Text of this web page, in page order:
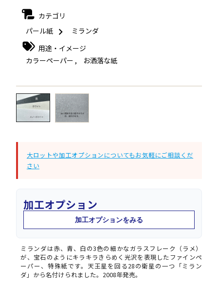
カテゴリ
パール紙
ミランダ
用途・イメージ
カラーペーパー , お洒落な紙
← →
大ロットや加工オプションについてもお気軽にご相談くだ
さい
加工オプション
加工オプションをみる
ミランダは赤、青、白の3色の細かなガラスフレーク（ラメ）
が、宝石のようにキラキラきらめく光沢を表現したファインペ
ーパー、特殊紙です。天王星を回る28の衛星の一つ「ミラン
ダ」から名付けられました。2008年発売。